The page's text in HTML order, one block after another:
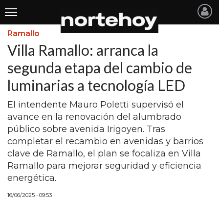
Últimas
Noticias
INICIO
NOTICIAS RECIENTES
SAN NICOLAS
RAMALLO
SAN PEDRO
PROVINCIA
PAIS
Ramallo
Villa Ramallo: arranca la
segunda etapa del cambio de
luminarias a tecnología LED
El intendente Mauro Poletti supervisó el
avance en la renovación del alumbrado
público sobre avenida Irigoyen. Tras
completar el recambio en avenidas y barrios
clave de Ramallo, el plan se focaliza en Villa
Ramallo para mejorar seguridad y eficiencia
energética.
16/06/2025 • 09:53